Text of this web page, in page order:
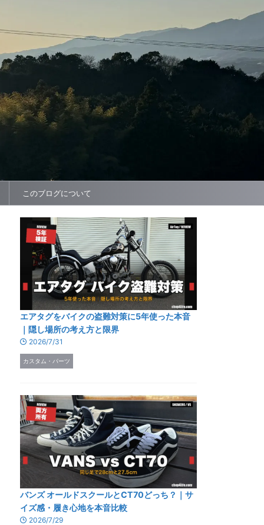
このブログについて
エアタグをバイクの盗難対策に5年使った本音
｜隠し場所の考え方と限界
2026/7/31
カスタム・パーツ
バンズ オールドスクールとCT70どっち？｜サ
イズ感・履き心地を本音比較
2026/7/29